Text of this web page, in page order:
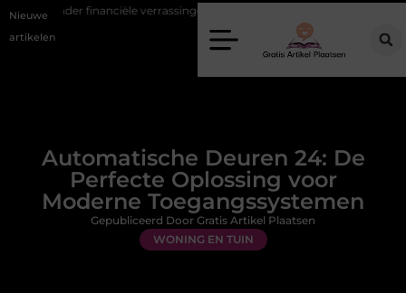
Nieuwe
artikelen
financiële verrassingen Gemiddelde tarieven van een dierenarts in
Automatische Deuren 24: De
Perfecte Oplossing voor
Moderne Toegangssystemen
WONING EN TUIN
Gepubliceerd Door Gratis Artikel Plaatsen